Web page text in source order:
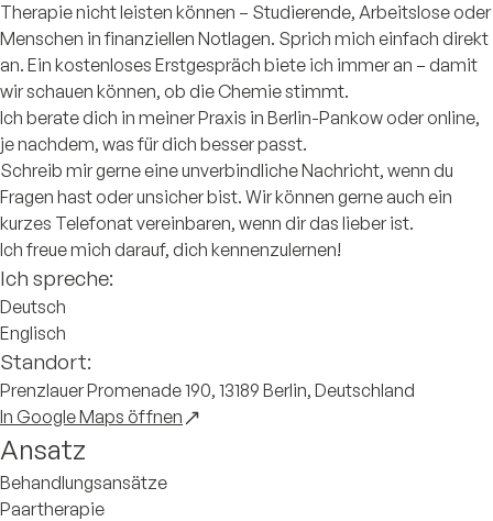
Therapie nicht leisten können – Studierende, Arbeitslose oder
Menschen in finanziellen Notlagen. Sprich mich einfach direkt
an. Ein kostenloses Erstgespräch biete ich immer an – damit
wir schauen können, ob die Chemie stimmt.
Ich berate dich in meiner Praxis in Berlin-Pankow oder online,
je nachdem, was für dich besser passt.
Schreib mir gerne eine unverbindliche Nachricht, wenn du
Fragen hast oder unsicher bist. Wir können gerne auch ein
kurzes Telefonat vereinbaren, wenn dir das lieber ist.
Ich freue mich darauf, dich kennenzulernen!
Ich spreche:
Deutsch
Englisch
Standort:
Prenzlauer Promenade 190, 13189 Berlin, Deutschland
In Google Maps öffnen
Ansatz
Behandlungsansätze
Paartherapie